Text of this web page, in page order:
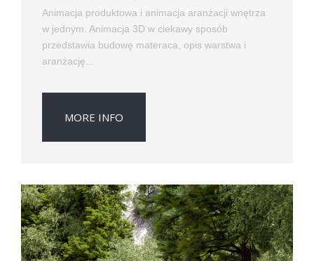
Animacja produktowa i animacja aranżacji wnętrza
w jednym. Animacja 3D w ciekawy sposób
przedstawia budowę materaca, opis warstwa i
aranżację...
MORE INFO